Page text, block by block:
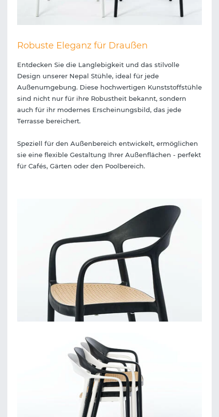
Robuste Eleganz für Draußen
Entdecken Sie die Langlebigkeit und das stilvolle
Design unserer Nepal Stühle, ideal für jede
Außenumgebung. Diese hochwertigen Kunststoffstühle
sind nicht nur für ihre Robustheit bekannt, sondern
auch für ihr modernes Erscheinungsbild, das jede
Terrasse bereichert.
Speziell für den Außenbereich entwickelt, ermöglichen
sie eine flexible Gestaltung Ihrer Außenflächen - perfekt
für Cafés, Gärten oder den Poolbereich.